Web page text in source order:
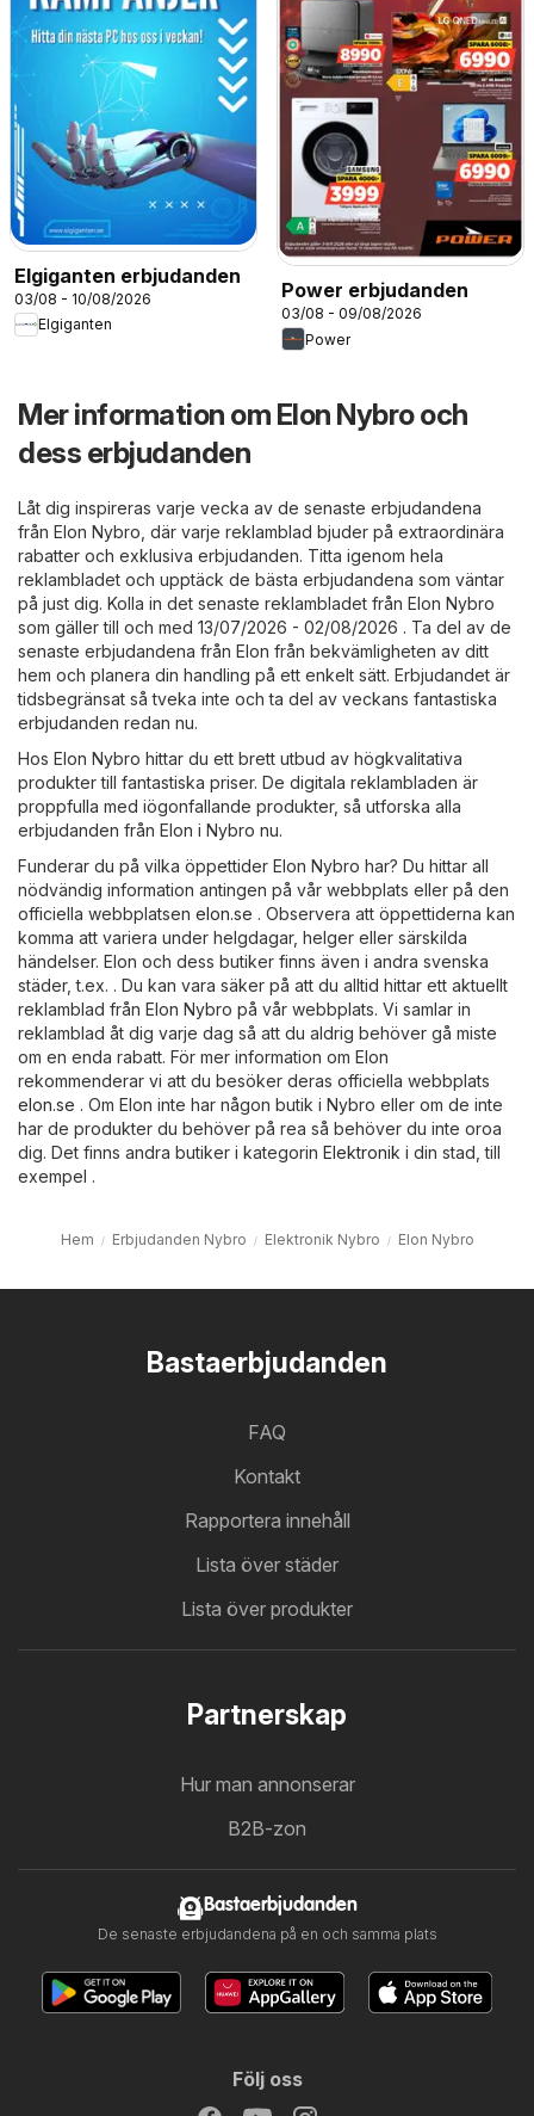
Elgiganten erbjudanden
03/08 - 10/08/2026
Elgiganten
Power erbjudanden
03/08 - 09/08/2026
Power
Mer information om Elon Nybro och
dess erbjudanden
Låt dig inspireras varje vecka av de senaste erbjudandena
från Elon Nybro, där varje reklamblad bjuder på extraordinära
rabatter och exklusiva erbjudanden. Titta igenom hela
reklambladet och upptäck de bästa erbjudandena som väntar
på just dig. Kolla in det senaste reklambladet från Elon Nybro
som gäller till och med 13/07/2026 - 02/08/2026 . Ta del av de
senaste erbjudandena från Elon från bekvämligheten av ditt
hem och planera din handling på ett enkelt sätt. Erbjudandet är
tidsbegränsat så tveka inte och ta del av veckans fantastiska
erbjudanden redan nu.
Hos Elon Nybro hittar du ett brett utbud av högkvalitativa
produkter till fantastiska priser. De digitala reklambladen är
proppfulla med iögonfallande produkter, så utforska alla
erbjudanden från Elon i Nybro nu.
Funderar du på vilka öppettider Elon Nybro har? Du hittar all
nödvändig information antingen på vår webbplats eller på den
officiella webbplatsen elon.se . Observera att öppettiderna kan
komma att variera under helgdagar, helger eller särskilda
händelser. Elon och dess butiker finns även i andra svenska
städer, t.ex. . Du kan vara säker på att du alltid hittar ett aktuellt
reklamblad från Elon Nybro på vår webbplats. Vi samlar in
reklamblad åt dig varje dag så att du aldrig behöver gå miste
om en enda rabatt. För mer information om Elon
rekommenderar vi att du besöker deras officiella webbplats
elon.se . Om Elon inte har någon butik i Nybro eller om de inte
har de produkter du behöver på rea så behöver du inte oroa
dig. Det finns andra butiker i kategorin Elektronik i din stad, till
exempel .
Hem Erbjudanden Nybro Elektronik Nybro Elon Nybro
Bastaerbjudanden
FAQ
Kontakt
Rapportera innehåll
Lista över städer
Lista över produkter
Partnerskap
Hur man annonserar
B2B-zon
Bastaerbjudanden
De senaste erbjudandena på en och samma plats
Följ oss